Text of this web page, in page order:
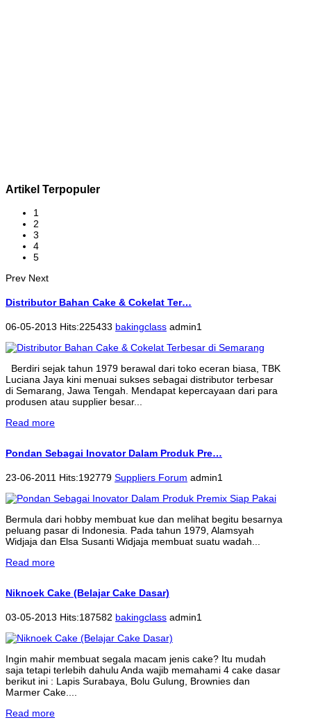
Artikel Terpopuler
1
2
3
4
5
Prev Next
Distributor Bahan Cake & Cokelat Ter…
06-05-2013 Hits:225433 bakingclass admin1
Berdiri sejak tahun 1979 berawal dari toko eceran biasa, TBK
Luciana Jaya kini menuai sukses sebagai distributor terbesar
di Semarang, Jawa Tengah. Mendapat kepercayaan dari para
produsen atau supplier besar...
Read more
Pondan Sebagai Inovator Dalam Produk Pre…
23-06-2011 Hits:192779 Suppliers Forum admin1
Bermula dari hobby membuat kue dan melihat begitu besarnya
peluang pasar di Indonesia. Pada tahun 1979, Alamsyah
Widjaja dan Elsa Susanti Widjaja membuat suatu wadah...
Read more
Niknoek Cake (Belajar Cake Dasar)
03-05-2013 Hits:187582 bakingclass admin1
Ingin mahir membuat segala macam jenis cake? Itu mudah
saja tetapi terlebih dahulu Anda wajib memahami 4 cake dasar
berikut ini : Lapis Surabaya, Bolu Gulung, Brownies dan
Marmer Cake....
Read more